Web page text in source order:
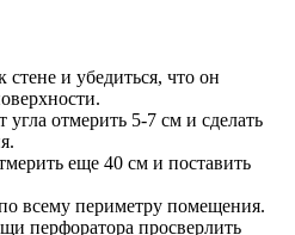
и убедиться, что он
отмерить 5-7 см и сделать
еще 40 см и поставить
всему периметру помещения.
перфоратора просверлить